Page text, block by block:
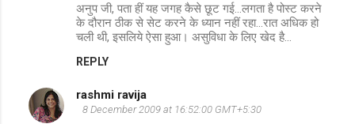
अनुप जी, पता हीं यह जगह कैसे छूट गई...लगता है पोस्ट करने
के दौरान ठीक से सेट करने के ध्यान नहीं रहा...रात अधिक हो
चली थी, इसलिये ऐसा हुआ। असुविधा के लिए खेद है...
REPLY
rashmi ravija
8 December 2009 at 16:52:00 GMT+5:30